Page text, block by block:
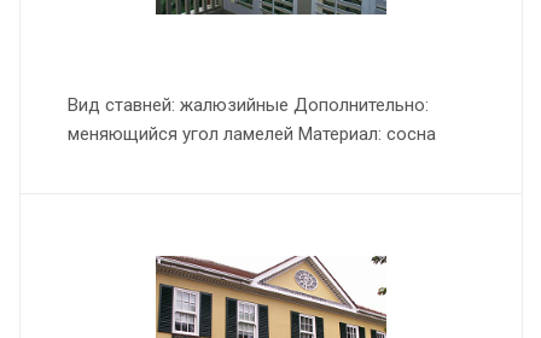
Вид ставней: жалюзийные Дополнительно:
меняющийся угол ламелей Материал: сосна